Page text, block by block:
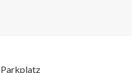
Parkplatz